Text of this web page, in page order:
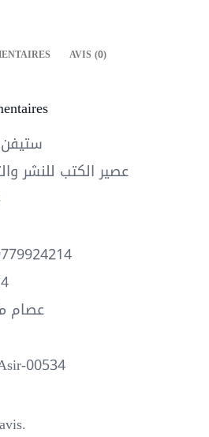
AVIS (0)
عصير الكتب للنشر
عصام
00534